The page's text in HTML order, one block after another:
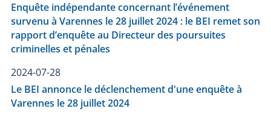
Enquête indépendante concernant l’événement
survenu à Varennes le 28 juillet 2024 : le BEI remet son
rapport d’enquête au Directeur des poursuites
criminelles et pénales
2024-07-28
Le BEI annonce le déclenchement d'une enquête à
Varennes le 28 juillet 2024